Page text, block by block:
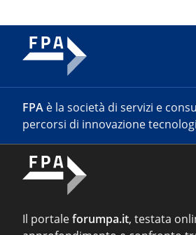
FPA è la società di servizi e
percorsi di innovazione
Il portaleforumpa.it, testata